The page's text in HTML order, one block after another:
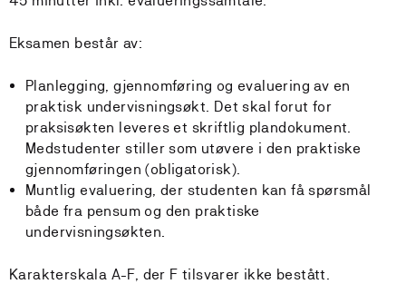
Eksamen består av:
Planlegging, gjennomføring og evaluering av en
praktisk undervisningsøkt. Det skal forut for
praksisøkten leveres et skriftlig plandokument.
Medstudenter stiller som utøvere i den praktiske
gjennomføringen (obligatorisk).
Muntlig evaluering, der studenten kan få spørsmål
både fra pensum og den praktiske
undervisningsøkten.
Karakterskala A-F, der F tilsvarer ikke bestått.